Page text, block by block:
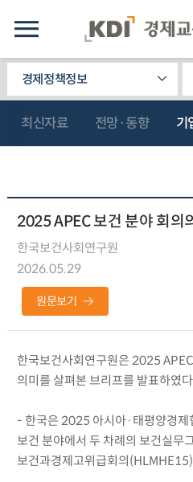
경제정책정보
최신자료 전망·동향 기
2025 APEC 보건 분야 회의
한국보건사회연구원
2026.05.29
원문보기
한국보건사회연구원은 2025
의미를 살펴본 브리프를 발표하였
- 한국은 2025 아시아·태평양경제
보건 분야에서 두 차례의 보건실무
보건과경제고위급회의